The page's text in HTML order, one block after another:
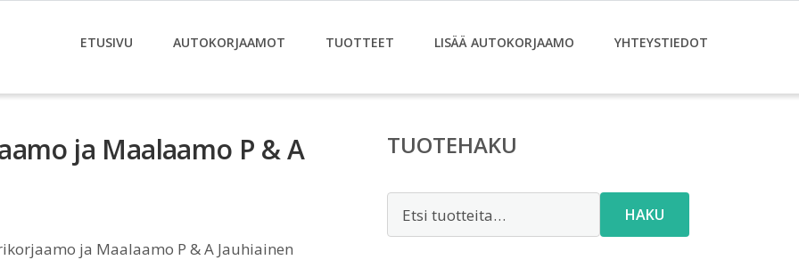
ETUSIVU AUTOKORJAAMOT TUOTTEET LISÄÄ AUTOKORJAAMO YHTEYSTIEDOT
ja Maalaamo P & A
ja Maalaamo P & A Jauhiainen
TUOTEHAKU
HAKU